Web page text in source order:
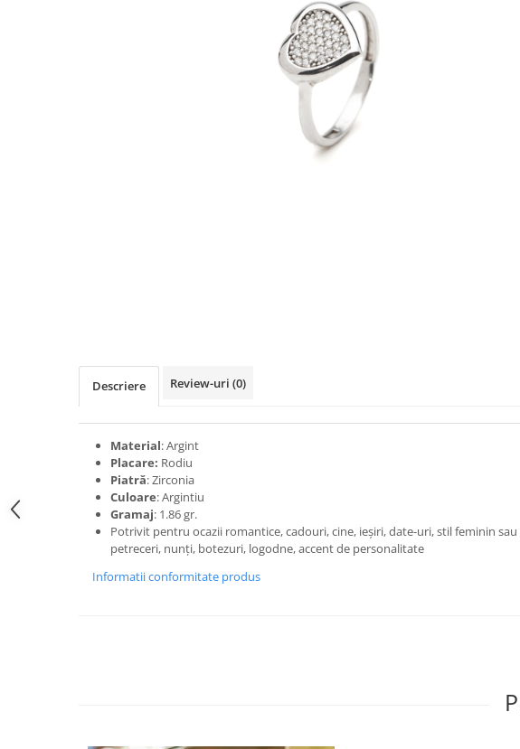
Descriere Review-uri (0)
Material: Argint
Placare: Rodiu
Piatră: Zirconia
Culoare: Argintiu
Gramaj: 1.86 gr.
Potrivit pentru ocazii romantice, cadouri, cine, ieșiri, date-uri, stil feminin sau
petreceri, nunți, botezuri, logodne, accent de personalitate
Informatii conformitate produs